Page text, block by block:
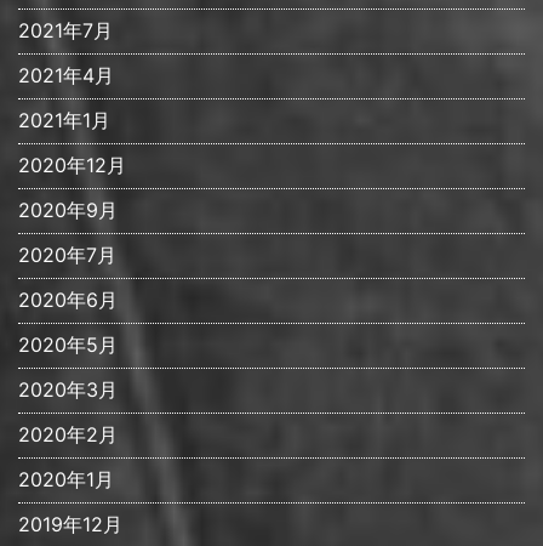
2021年7月
2021年4月
2021年1月
2020年12月
2020年9月
2020年7月
2020年6月
2020年5月
2020年3月
2020年2月
2020年1月
2019年12月